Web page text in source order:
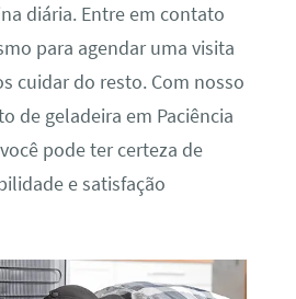
diária. Entre em contato
para agendar uma visita
cuidar do resto. Com nosso
de geladeira em Paciência
pode ter certeza de
e satisfação